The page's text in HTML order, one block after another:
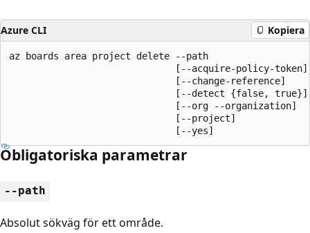
Azure CLI Kopiera
az boards area project delete --path
                              [--acquire-policy-token]
                              [--change-reference]
                              [--detect {false, true}]
                              [--org --organization]
                              [--project]
                              [--yes]
Obligatoriska parametrar
--path
Absolut sökväg för ett område.